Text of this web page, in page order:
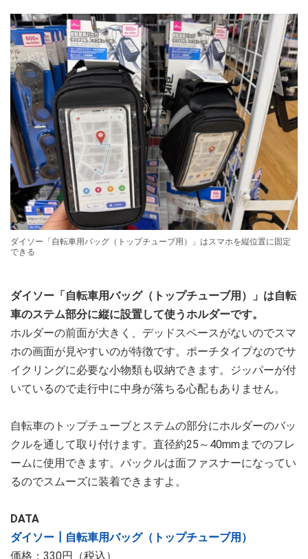
ダイソー「自転車用バッグ（トップチューブ用）」はスマホを縦位置に固定
できる
ダイソー「自転車用バッグ（トップチューブ用）」は自転
車のステム部分に縦に設置して使うホルダーです。
ホルダーの前面が大きく、デッドスペースがないのでスマ
ホの画面が見やすいのが特徴です。ポーチタイプなのでサ
イクリングに必要な小物類も収納できます。ジッパーが付
いているので走行中に中身が落ちる心配もありません。
自転車のトップチューブとステムの部分にホルダーのバッ
クルを通して取り付けます。直径約25～40mmまでのフレ
ームに使用できます。バックルは面ファスナーになってい
るのでスムーズに装着できますよ。
DATA
ダイソー┃自転車用バッグ（トップチューブ用）
価格：330円（税込）